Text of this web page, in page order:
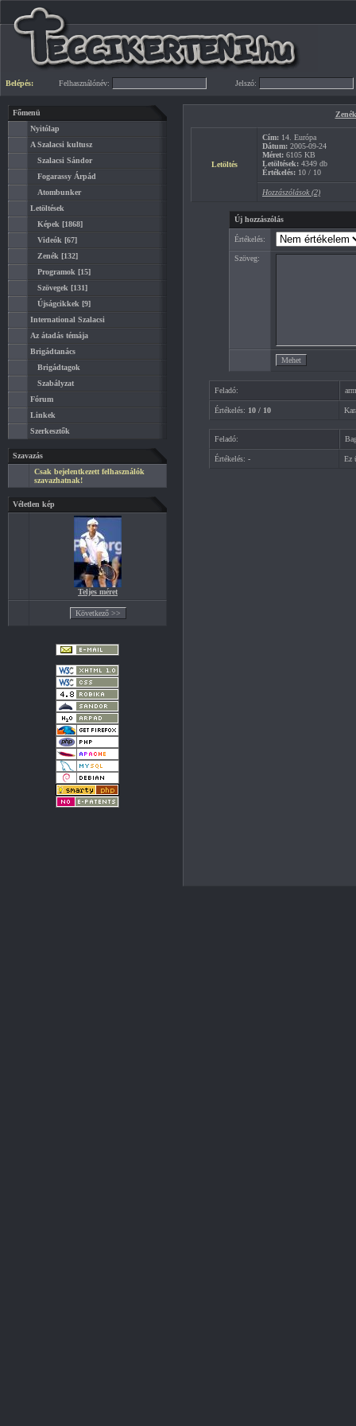
Belépés: Felhasználónév: Jelszó:
Főmenü
Nyitólap
A Szalacsi kultusz
Szalacsi Sándor
Fogarassy Árpád
Atombunker
Letöltések
Képek [1868]
Videók [67]
Zenék [132]
Programok [15]
Szövegek [131]
Újságcikkek [9]
International Szalacsi
Az átadás témája
Brigádtanács
Brigádtagok
Szabályzat
Fórum
Linkek
Szerkesztők
Szavazás
Csak bejelentkezett felhasználók
szavazhatnak!
Véletlen kép
Teljes méret
Zenék
Letöltés
Cím: 14. Európa
Dátum: 2005-09-24
Méret: 6105 KB
Letöltések: 4349 db
Értékelés: 10 / 10
Hozzászólások (2)
Új hozzászólás
Értékelés:
Szöveg:
Feladó:
Értékelés: 10 / 10
Feladó:
Értékelés: - Ez